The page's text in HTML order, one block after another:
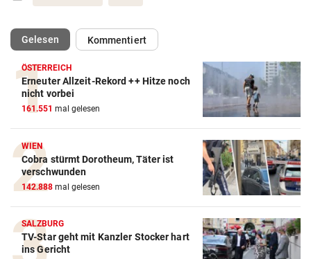
Gelesen(ausgewählt)Kommentiert
ÖSTERREICH
Erneuter Allzeit-Rekord ++ Hitze noch
nicht vorbei
161.551 mal gelesen
WIEN
Cobra stürmt Dorotheum, Täter ist
verschwunden
142.888 mal gelesen
SALZBURG
TV-Star geht mit Kanzler Stocker hart
ins Gericht